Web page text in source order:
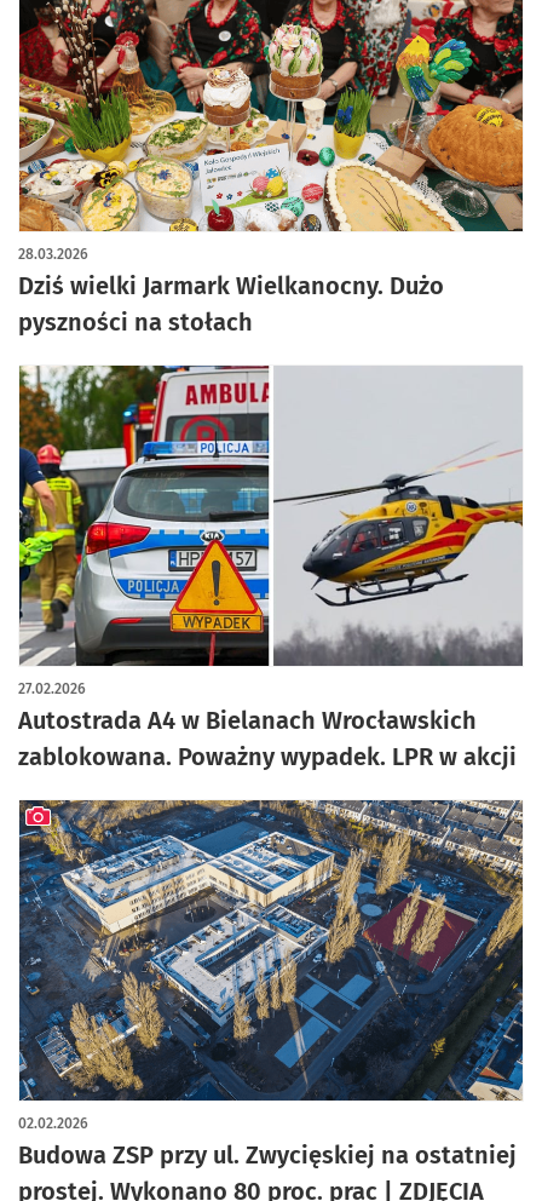
Dziś wielki Jarmark Wielkanocny. Dużo
pyszności na stołach
28.03.2026
artykuł z galerią zdjęć
Autostrada A4 w Bielanach Wrocławskich
zablokowana. Poważny wypadek. LPR w akcji
27.02.2026
Budowa ZSP przy ul. Zwycięskiej na ostatniej
prostej. Wykonano 80 proc. prac | ZDJĘCIA
02.02.2026
artykuł z galerią zdjęć